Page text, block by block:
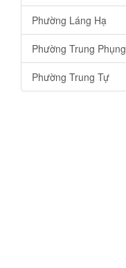
Phường Láng Hạ
Phường Trung Phụng
Phường Trung Tự